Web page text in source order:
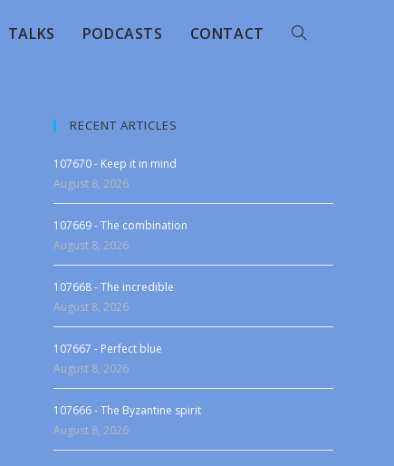
TALKS PODCASTS CONTACT
RECENT ARTICLES
107670 - Keep it in mind
August 8, 2026
107669 - The combination
August 8, 2026
107668 - The incredible
August 8, 2026
107667 - Perfect blue
August 8, 2026
107666 - The Byzantine spirit
August 8, 2026